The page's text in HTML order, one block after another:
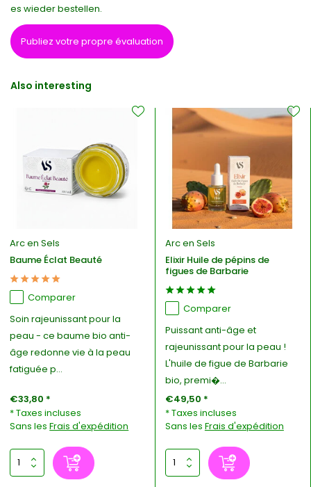
es wieder bestellen.
Publiez votre propre évaluation
Also interesting
Arc en Sels
Baume Éclat Beauté
Comparer
Soin rajeunissant pour la
peau - ce baume bio anti-
âge redonne vie à la peau
fatiguée p...
€33,80 *
* Taxes incluses
Sans lesFrais d'expédition
Arc en Sels
Elixir Huile de pépins de
figues de Barbarie
Comparer
Puissant anti-âge et
rajeunissant pour la peau !
L'huile de figue de Barbarie
bio, premi�...
€49,50 *
* Taxes incluses
Sans les Frais d'expédition